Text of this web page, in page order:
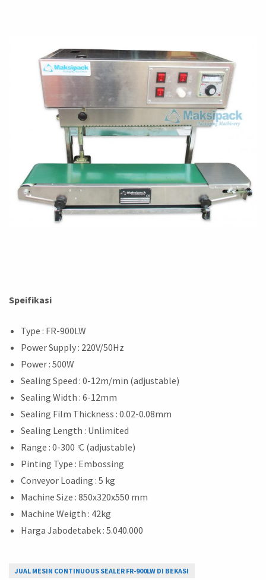
Speifikasi
Type : FR-900LW
Power Supply : 220V/50Hz
Power : 500W
Sealing Speed : 0-12m/min (adjustable)
Sealing Width : 6-12mm
Sealing Film Thickness : 0.02-0.08mm
Sealing Length : Unlimited
Range : 0-300 ͦC (adjustable)
Pinting Type : Embossing
Conveyor Loading : 5 kg
Machine Size : 850x320x550 mm
Machine Weigth : 42kg
Harga Jabodetabek : 5.040.000
JUAL MESIN CONTINUOUS SEALER FR-900LW DI BEKASI